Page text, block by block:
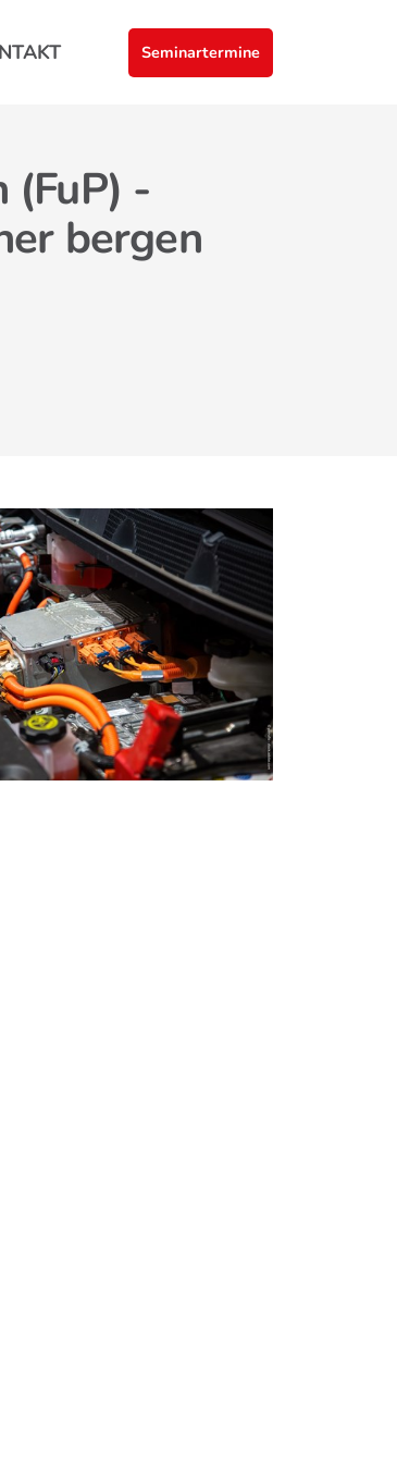
Seminartermine
(FuP) -
bergen